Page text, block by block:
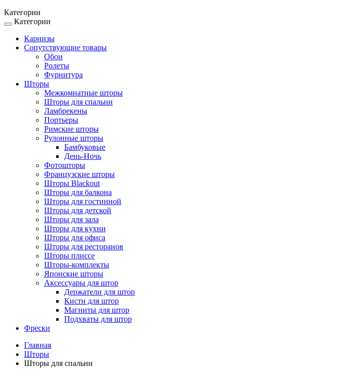
Категории
Toggle
navigation
Категории
Карнизы
Сопутствующие товары
Обои
Ролеты
Фурнитура
Шторы
Межкомнатные шторы
Шторы для спальни
Ламбрекены
Портьеры
Римские шторы
Рулонные шторы
Бамбуковые
День-Ночь
Фотошторы
Французские шторы
Шторы Blackout
Шторы для балкона
Шторы для гостинной
Шторы для детской
Шторы для зала
Шторы для кухни
Шторы для офиса
Шторы для ресторанов
Шторы плиссе
Шторы-комплекты
Японские шторы
Аксессуары для штор
Держатели для штор
Кисти для штор
Магниты для штор
Подхваты для штор
Фрески
Главная
Шторы
Шторы для спальни